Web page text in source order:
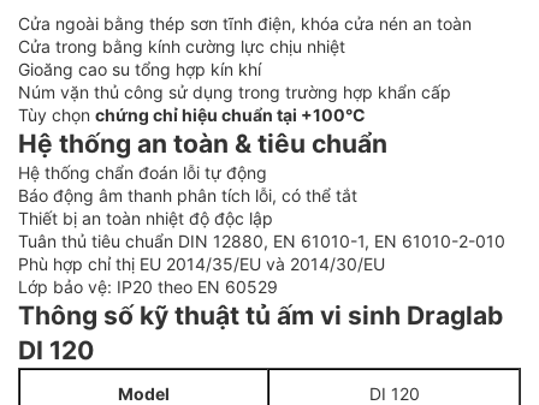
Cửa ngoài bằng thép sơn tĩnh điện, khóa cửa nén an toàn
Cửa trong bằng kính cường lực chịu nhiệt
Gioăng cao su tổng hợp kín khí
Núm vặn thủ công sử dụng trong trường hợp khẩn cấp
Tùy chọn chứng chỉ hiệu chuẩn tại +100°C
Hệ thống an toàn & tiêu chuẩn
Hệ thống chẩn đoán lỗi tự động
Báo động âm thanh phân tích lỗi, có thể tắt
Thiết bị an toàn nhiệt độ độc lập
Tuân thủ tiêu chuẩn DIN 12880, EN 61010-1, EN 61010-2-010
Phù hợp chỉ thị EU 2014/35/EU và 2014/30/EU
Lớp bảo vệ: IP20 theo EN 60529
Thông số kỹ thuật tủ ấm vi sinh Draglab
DI 120
Model DI 120